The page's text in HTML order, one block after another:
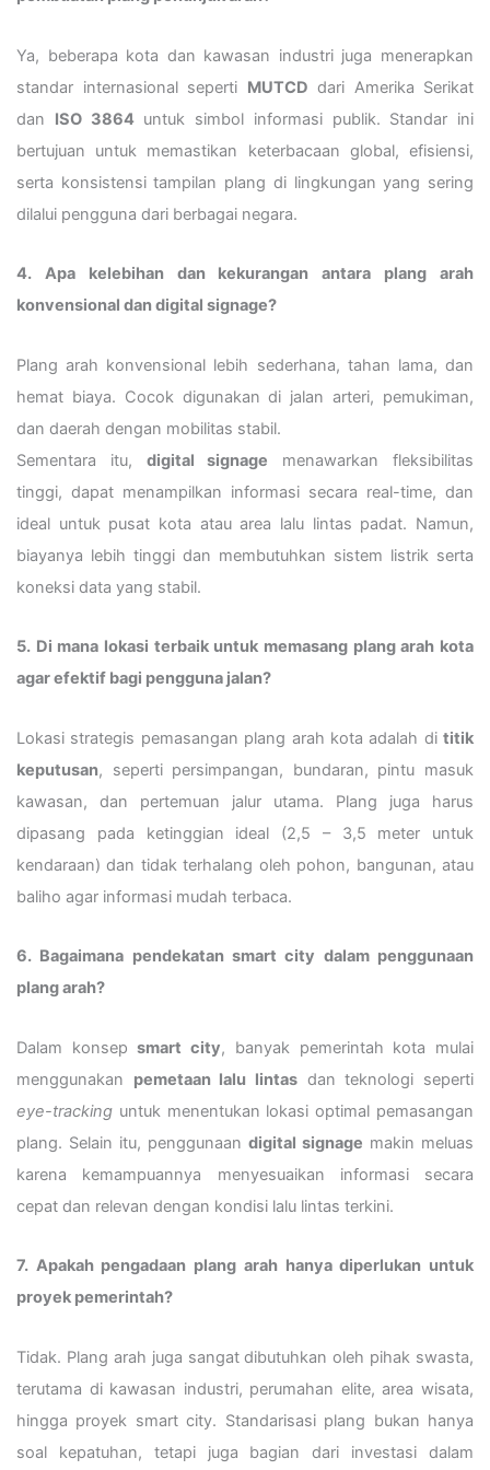
Ya, beberapa kota dan kawasan industri juga menerapkan
standar internasional seperti MUTCD dari Amerika Serikat
dan ISO 3864untuk simbol informasi publik. Standar ini
bertujuan untuk memastikan keterbacaan global, efisiensi,
serta konsistensi tampilan plang di lingkungan yang sering
dilalui pengguna dari berbagai negara.
4. Apa kelebihan dan kekurangan antara plang arah
konvensional dan digital signage?
Plang arah konvensional lebih sederhana, tahan lama, dan
hemat biaya. Cocok digunakan di jalan arteri, pemukiman,
dan daerah dengan mobilitas stabil.
Sementara itu, digital signage menawarkan fleksibilitas
tinggi, dapat menampilkan informasi secara real-time, dan
ideal untuk pusat kota atau area lalu lintas padat. Namun,
biayanya lebih tinggi dan membutuhkan sistem listrik serta
koneksi data yang stabil.
5. Di mana lokasi terbaik untuk memasang plang arah kota
agar efektif bagi pengguna jalan?
Lokasi strategis pemasangan plang arah kota adalah di titik
keputusan, seperti persimpangan, bundaran, pintu masuk
kawasan, dan pertemuan jalur utama. Plang juga harus
dipasang pada ketinggian ideal (2,5 – 3,5 meter untuk
kendaraan) dan tidak terhalang oleh pohon, bangunan, atau
baliho agar informasi mudah terbaca.
6. Bagaimana pendekatan smart city dalam penggunaan
plang arah?
Dalam konsepsmart city, banyak pemerintah kota mulai
menggunakan pemetaan lalu lintas dan teknologi seperti
eye-tracking untuk menentukan lokasi optimal pemasangan
plang. Selain itu, penggunaan digital signage makin meluas
karena kemampuannya menyesuaikan informasi secara
cepat dan relevan dengan kondisi lalu lintas terkini.
7. Apakah pengadaan plang arah hanya diperlukan untuk
proyek pemerintah?
Tidak. Plang arah juga sangat dibutuhkan oleh pihak swasta,
terutama di kawasan industri, perumahan elite, area wisata,
hingga proyek smart city. Standarisasi plang bukan hanya
soal kepatuhan, tetapi juga bagian dari investasi dalam